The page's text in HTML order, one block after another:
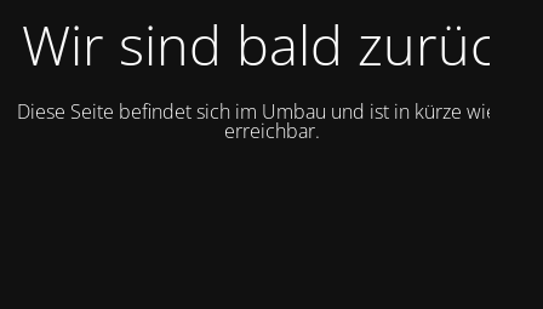
Wir sind bald zurück
Diese Seite befindet sich im Umbau und ist in kürze wieder
erreichbar.